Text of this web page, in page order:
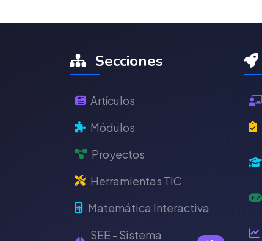
Secciones
Artículos
Módulos
Proyectos
Herramientas TIC
Matemática Interactiva
SEE - Sistema